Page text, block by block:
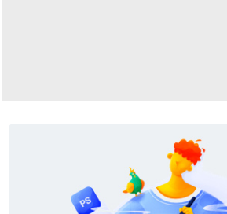
联系我们